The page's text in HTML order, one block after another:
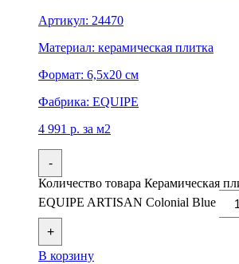
Артикул: 24470
Материал: керамическая плитка
Формат: 6,5x20 см
Фабрика: EQUIPE
4 991 р. за м2
-
Количество товара Керамическая
EQUIPE ARTISAN Colonial Blue
+
В корзину